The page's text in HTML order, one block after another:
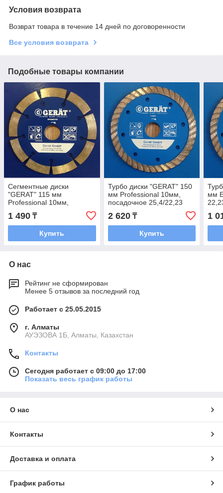
Условия возврата
Возврат товара в течение 14 дней по договоренности
Все условия возврата
Подобные товары компании
Сегментные диски
"GERAT" 115 мм
Professional 10мм,
посадочное 22,23
1 490 ₸
Купить
Турбо диски "GERAT" 150
мм Professional 10мм,
посадочное 25,4/22,23
2 620₸
Купить
мм
1
О нас
Рейтинг не сформирован
Менее 5 отзывов за последний год
Работает с 25.05.2015
г. Алматы
АУЭЗОВА 1Б, Алматы, Казахстан
Контакты
Сегодня работает с 09:00 до 17:00
Показать весь график работы
О нас
Контакты
Доставка и оплата
График работы